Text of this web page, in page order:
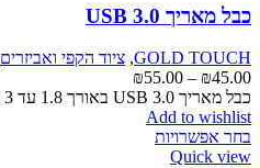
לבחור
את
האפשרויות
בעמוד
המוצר
כבל מאריך USB 3.0
GOLD TOUCH
, ציוד הקפי ואביזרים
₪45.00
–
₪55.00
מחירים:
כבל מאריך USB 3.0 באורך 1.8 עד 3 מטר
Add to wishlist
בחר אפשרויות
Quick view